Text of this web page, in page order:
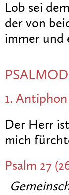
Lob sei
der von
immer und
1. Antiphon
Der Herr
mich
Psalm 27